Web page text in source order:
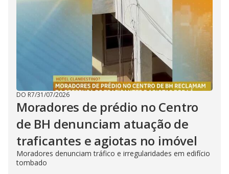
DO R7/31/07/2026
Moradores de prédio no Centro
de BH denunciam atuação de
traficantes e agiotas no imóvel
Moradores denunciam tráfico e irregularidades em edifício
tombado